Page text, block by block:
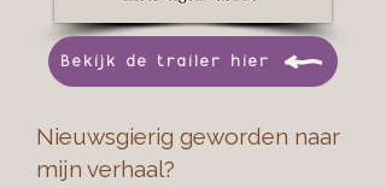
Bekijk de trailer hier
Nieuwsgierig geworden naar
mijn verhaal?